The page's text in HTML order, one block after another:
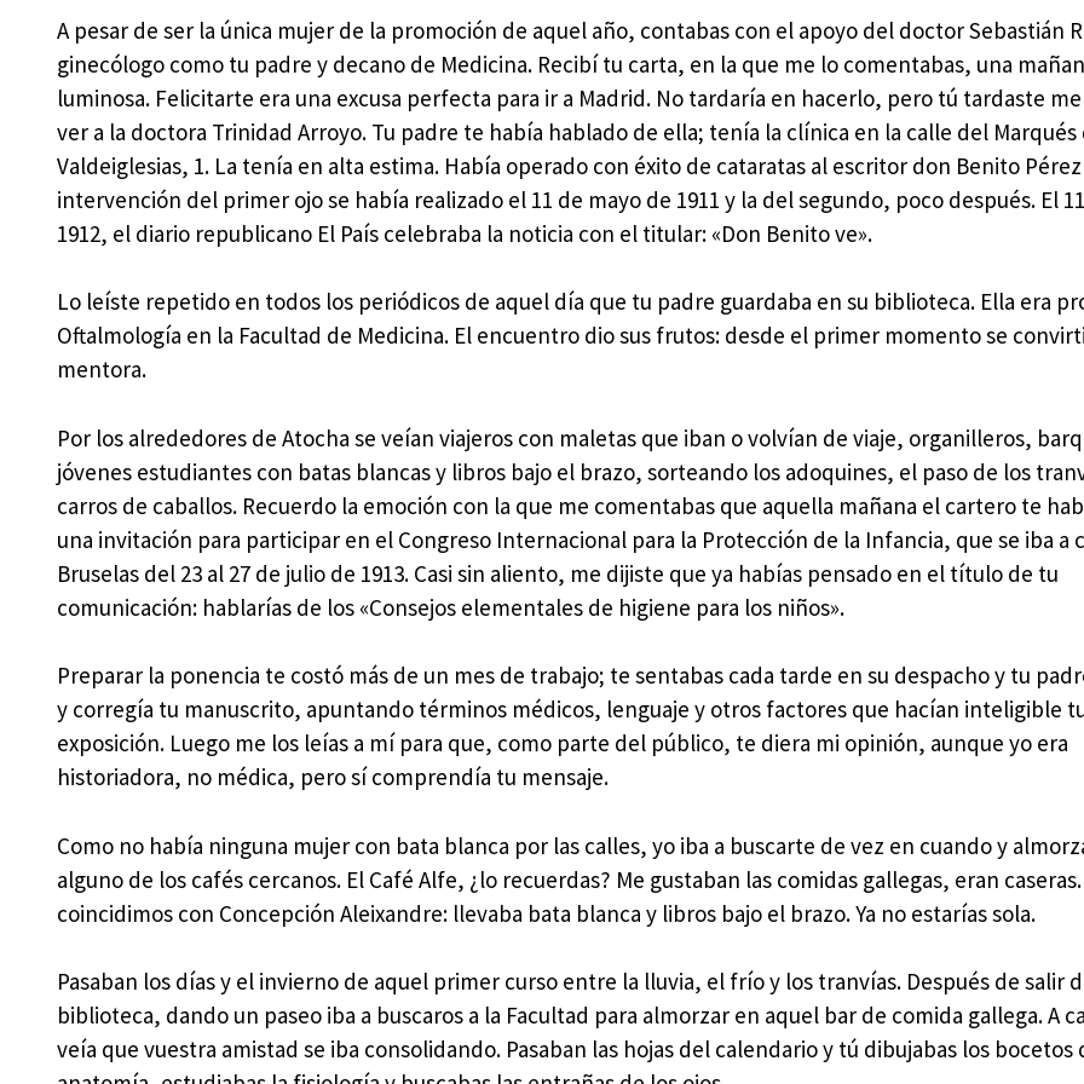
A pesar de ser la única mujer de la promoción de aquel año, contabas con el apoyo del doctor Sebastián
ginecólogo como tu padre y decano de Medicina. Recibí tu carta, en la que me lo comentabas, una
luminosa. Felicitarte era una excusa perfecta para ir a Madrid. No tardaría en hacerlo, pero tú tardaste
ver a la doctora Trinidad Arroyo. Tu padre te había hablado de ella; tenía la clínica en la calle del Marqués
Valdeiglesias, 1. La tenía en alta estima. Había operado con éxito de cataratas al escritor don Benito Pérez
intervención del primer ojo se había realizado el 11 de mayo de 1911 y la del segundo, poco después. El
1912, el diario republicano El País celebraba la noticia con el titular: «Don Benito ve».
Lo leíste repetido en todos los periódicos de aquel día que tu padre guardaba en su biblioteca. Ella era
Oftalmología en la Facultad de Medicina. El encuentro dio sus frutos: desde el primer momento se
mentora.
Por los alrededores de Atocha se veían viajeros con maletas que iban o volvían de viaje, organilleros,
jóvenes estudiantes con batas blancas y libros bajo el brazo, sorteando los adoquines, el paso de los
carros de caballos. Recuerdo la emoción con la que me comentabas que aquella mañana el cartero te
una invitación para participar en el Congreso Internacional para la Protección de la Infancia, que se iba a
Bruselas del 23 al 27 de julio de 1913. Casi sin aliento, me dijiste que ya habías pensado en el título de tu
comunicación: hablarías de los «Consejos elementales de higiene para los niños».
Preparar la ponencia te costó más de un mes de trabajo; te sentabas cada tarde en su despacho y tu
y corregía tu manuscrito, apuntando términos médicos, lenguaje y otros factores que hacían inteligible
exposición. Luego me los leías a mí para que, como parte del público, te diera mi opinión, aunque yo era
historiadora, no médica, pero sí comprendía tu mensaje.
Como no había ninguna mujer con bata blanca por las calles, yo iba a buscarte de vez en cuando y
alguno de los cafés cercanos. El Café Alfe, ¿lo recuerdas? Me gustaban las comidas gallegas, eran
coincidimos con Concepción Aleixandre: llevaba bata blanca y libros bajo el brazo. Ya no estarías sola.
Pasaban los días y el invierno de aquel primer curso entre la lluvia, el frío y los tranvías. Después de salir
biblioteca, dando un paseo iba a buscaros a la Facultad para almorzar en aquel bar de comida gallega. A
veía que vuestra amistad se iba consolidando. Pasaban las hojas del calendario y tú dibujabas los bocetos